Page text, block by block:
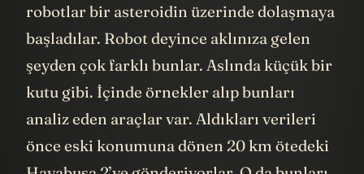
robotlar bir asteroidin üzerinde dolaşmaya
başladılar. Robot deyince aklınıza gelen
şeyden çok farklı bunlar. Aslında küçük bir
kutu gibi. İçinde örnekler alıp bunları
analiz eden araçlar var. Aldıkları verileri
önce eski konumuna dönen 20 km ötedeki